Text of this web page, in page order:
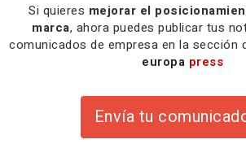
Si quieres mejorar el
marca, ahora puedes publicar tus
comunicados de empresa en la sección
europa press
Envía tu